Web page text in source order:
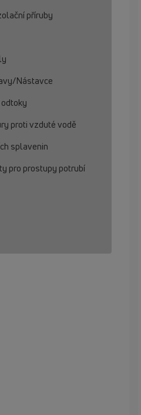
příruby
Nástavce
proti vzduté vodě
splavenin
pro prostupy potrubí